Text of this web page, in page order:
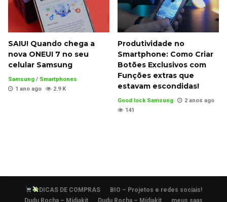
SAIU! Quando chega a
nova ONEUI 7 no seu
celular Samsung
Samsung / Smartphones
1 ano ago
2.9 K
Produtividade no
Smartphone: Como Criar
Botões Exclusivos com
Funções extras que
estavam escondidas!
Good lock Samsung
2 anos ago
141
DICAS DE COMPRAS
BIO – Projetos e redes sociais!